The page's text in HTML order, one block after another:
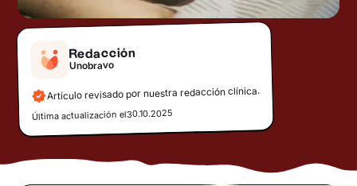
Redacción
Unobravo
Artículo revisado por nuestra redacción clínica.
Última actualización el30.10.2025